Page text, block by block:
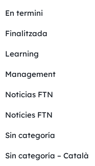
En termini
Finalitzada
Learning
Management
Noticias FTN
Notícies FTN
Sin categoría
Sin categoría – Català